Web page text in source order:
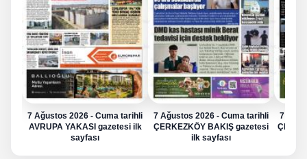
7 Ağustos 2026 - Cuma tarihli
AVRUPA YAKASI gazetesi ilk
sayfası
7 Ağustos 2026 - Cuma tarihli
ÇERKEZKÖY BAKIŞ gazetesi
ilk sayfası
7